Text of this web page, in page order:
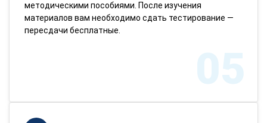
методическими пособиями. После изучения
материалов вам необходимо сдать тестирование —
пересдачи бесплатные.
05